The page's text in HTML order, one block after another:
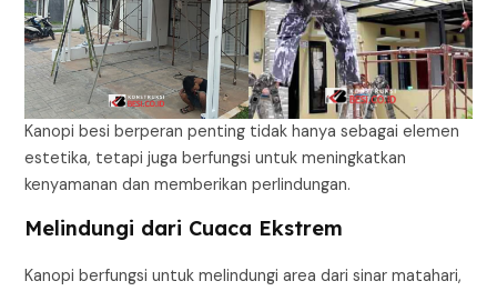
Kanopi besi berperan penting tidak hanya sebagai elemen
estetika, tetapi juga berfungsi untuk meningkatkan
kenyamanan dan memberikan perlindungan.
Melindungi dari Cuaca Ekstrem
Kanopi berfungsi untuk melindungi area dari sinar matahari,